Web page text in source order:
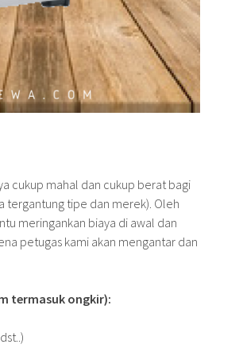
cukup mahal dan cukup berat bagi
tergantung tipe dan merek). Oleh
meringankan biaya di awal dan
petugas kami akan mengantar dan
termasuk ongkir):